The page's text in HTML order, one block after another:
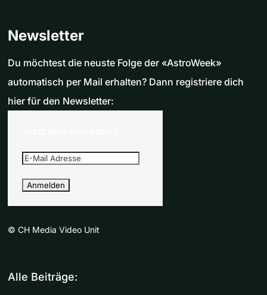
Newsletter
Du möchtest die neuste Folge der «AstroWeek»
automatisch per Mail erhalten? Dann registriere dich
hier für den Newsletter:
© CH Media Video Unit
Alle Beiträge: